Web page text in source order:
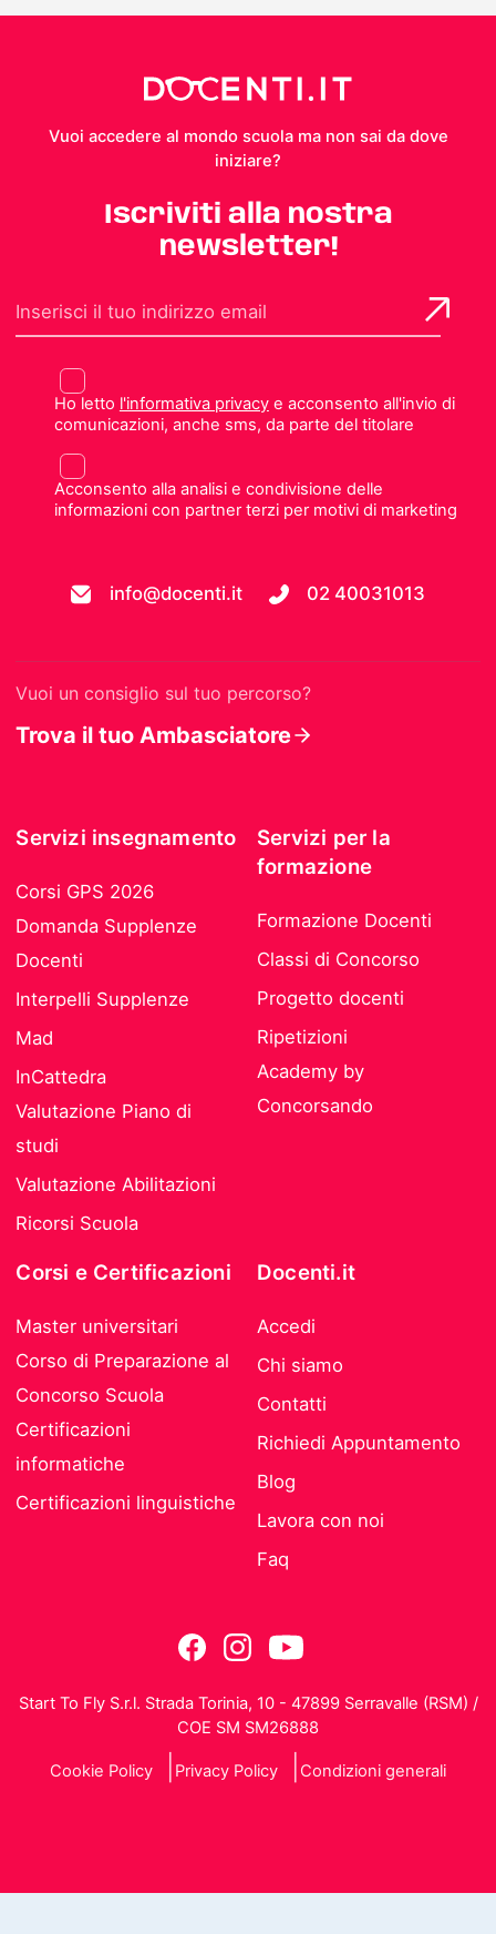
Vuoi accedere al mondo scuola ma non sai da dove
iniziare?
Iscriviti alla nostra
newsletter!
Ho letto l'informativa privacye acconsento all'invio di
comunicazioni, anche sms, da parte del titolare
Acconsento alla analisi e condivisione delle
informazioni con partner terzi per motivi di marketing
info@docenti.it 02 40031013
Vuoi un consiglio sul tuo percorso?
Trova il tuo Ambasciatore
Servizi insegnamento
Corsi GPS 2026
Domanda Supplenze
Docenti
Interpelli Supplenze
Mad
InCattedra
Valutazione Piano di
studi
Valutazione Abilitazioni
Ricorsi Scuola
Servizi per la
formazione
Formazione Docenti
Classi di Concorso
Progetto docenti
Ripetizioni
Academy by
Concorsando
Corsi e Certificazioni
Master universitari
Corso di Preparazione al
Concorso Scuola
Certificazioni
informatiche
Certificazioni linguistiche
Docenti.it
Accedi
Chi siamo
Contatti
Richiedi Appuntamento
Blog
Lavora con noi
Faq
Start To Fly S.r.l. Strada Torinia, 10 - 47899 Serravalle (RSM) /
COE SM SM26888
Cookie Policy Privacy Policy Condizioni generali